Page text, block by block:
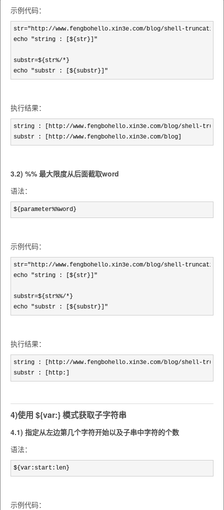
示例代码：
str="http://www.fengbohello.xin3e.com/blog/shell-
echo "string : [${str}]"
substr=${str%/*}
echo "substr : [${substr}]"
执行结果：
string : [http://www.fengbohello.xin3e.com/blog/shell-
substr : [http://www.fengbohello.xin3e.com/blog]
3.2) %% 最大限度从后面截取word
语法：
${parameter%%word}
示例代码：
str="http://www.fengbohello.xin3e.com/blog/shell-
echo "string : [${str}]"
substr=${str%%/*}
echo "substr : [${substr}]"
执行结果：
string : [http://www.fengbohello.xin3e.com/blog/shell-
substr : [http:]
4)使用 ${var:} 模式获取子字符串
4.1) 指定从左边第几个字符开始以及子串中字符的个数
语法：
${var:start:len}
示例代码：